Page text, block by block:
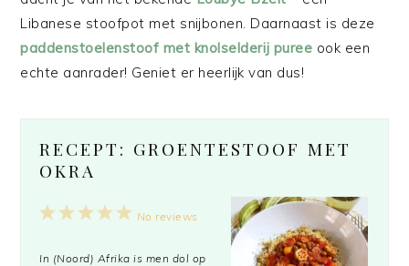
Libanese stoofpot met snijbonen. Daarnaast is deze
paddenstoelenstoof met knolselderij puree ook een
echte aanrader! Geniet er heerlijk van dus!
RECEPT: GROENTESTOOF MET
OKRA
5
4
3
2
1
No reviews
In (Noord) Afrika is men dol op